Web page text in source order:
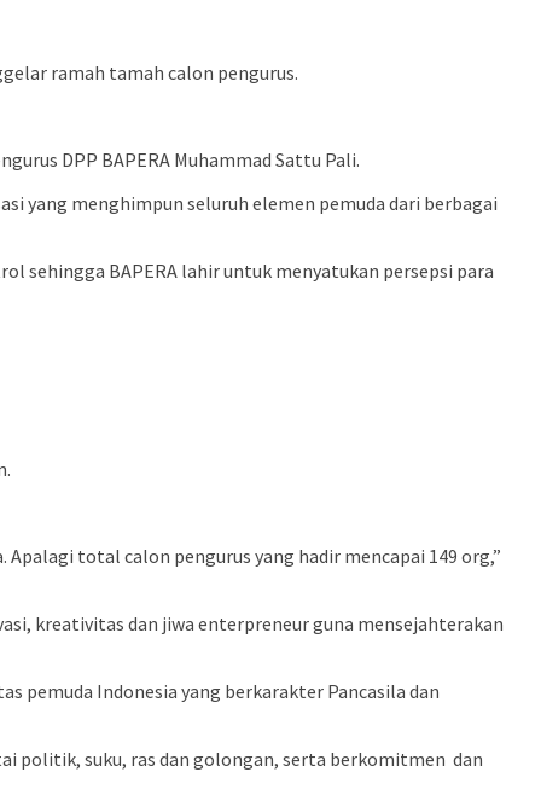
ramah tamah calon pengurus.
DPP BAPERA Muhammad Sattu Pali.
yang menghimpun seluruh elemen pemuda dari berbagai
sehingga BAPERA lahir untuk menyatukan persepsi para
total calon pengurus yang hadir mencapai 149 org,”
kreativitas dan jiwa enterpreneur guna mensejahterakan
pemuda Indonesia yang berkarakter Pancasila dan
politik, suku, ras dan golongan, serta berkomitmen dan